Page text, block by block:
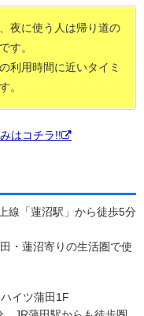
夜に使う人は帰り道の
す。
利用時間に近いタイミ
。
はコチラ!!
線「蓮沼駅」から徒歩5分
・蓮沼寄りの生活圏で使
イツ蒲田1F